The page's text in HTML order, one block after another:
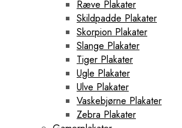
Ræve Plakater
Skildpadde Plakater
Skorpion Plakater
Slange Plakater
Tiger Plakater
Ugle Plakater
Ulve Plakater
Vaskebjørne Plakater
Zebra Plakater